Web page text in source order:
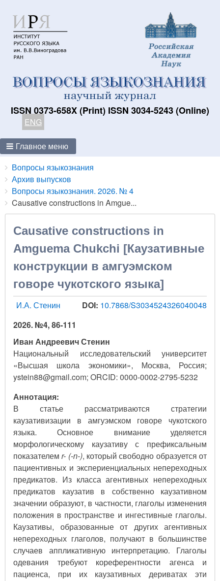
ISSN 0373-658X (Print) ISSN 3034-5243 (Online)
ENG
Главное меню
Breadcrumbs
You
are
here:
Вопросы языкознания
Архив выпусков
Вопросы языкознания. 2026. № 4
Causative constructions in Amgue...
Causative constructions in
Amguema Chukchi [Каузативные
конструкции в амгуэмском
говоре чукотского языка]
И.А. Стенин DOI: 10.7868/S3034524326040048
2026. №4, 86-111
Иван Андреевич Стенин
Национальный исследовательский университет
«Высшая школа экономики», Москва, Россия;
ystein88@gmail.com; ORCID: 0000-0002-2795-5232
Аннотация:
В статье рассматриваются стратегии
каузативизации в амгуэмском говоре чукотского
языка. Основное внимание уделяется
морфологическому каузативу с префиксальным
показателемr- (-n-), который свободно образуется от
пациентивных и экспериенциальных непереходных
предикатов. Из класса агентивных непереходных
предикатов каузатив в собственно каузативном
значении образуют, в частности, глаголы изменения
положения в пространстве и ингестивные глаголы.
Каузативы, образованные от других агентивных
непереходных глаголов, получают в большинстве
случаев аппликативную интерпретацию. Глаголы
одевания требуют кореферентности агенса и
пациенса, при их каузативных дериватах эти